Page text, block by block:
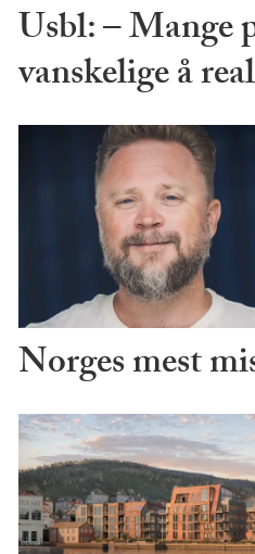
Usbl: – Mange
vanskelige å
Norges mest